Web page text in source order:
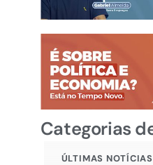
Categorias
ÚLTIMAS NOTÍCIAS